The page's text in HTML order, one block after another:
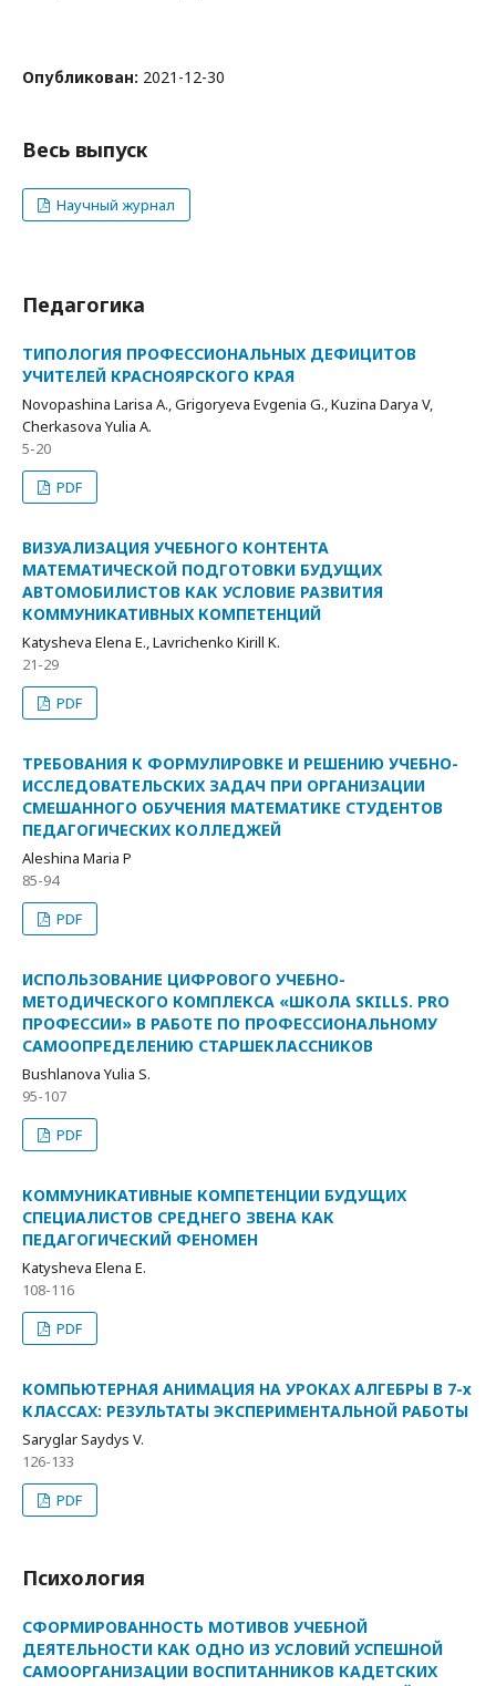
Опубликован: 2021-12-30
Весь выпуск
Научный журнал
Педагогика
ТИПОЛОГИЯ ПРОФЕССИОНАЛЬНЫХ ДЕФИЦИТОВ
УЧИТЕЛЕЙ КРАСНОЯРСКОГО КРАЯ
Novopashina Larisa A., Grigoryeva Evgenia G., Kuzina Darya V,
Cherkasova Yulia A.
5-20
PDF
ВИЗУАЛИЗАЦИЯ УЧЕБНОГО КОНТЕНТА
МАТЕМАТИЧЕСКОЙ ПОДГОТОВКИ БУДУЩИХ
АВТОМОБИЛИСТОВ КАК УСЛОВИЕ РАЗВИТИЯ
КОММУНИКАТИВНЫХ КОМПЕТЕНЦИЙ
Katysheva Elena E., Lavrichenko Kirill K.
21-29
PDF
ТРЕБОВАНИЯ К ФОРМУЛИРОВКЕ И РЕШЕНИЮ УЧЕБНО-
ИССЛЕДОВАТЕЛЬСКИХ ЗАДАЧ ПРИ ОРГАНИЗАЦИИ
СМЕШАННОГО ОБУЧЕНИЯ МАТЕМАТИКЕ СТУДЕНТОВ
ПЕДАГОГИЧЕСКИХ КОЛЛЕДЖЕЙ
Aleshina Maria P
85-94
PDF
ИСПОЛЬЗОВАНИЕ ЦИФРОВОГО УЧЕБНО-
МЕТОДИЧЕСКОГО КОМПЛЕКСА «ШКОЛА SKILLS. PRO
ПРОФЕССИИ» В РАБОТЕ ПО ПРОФЕССИОНАЛЬНОМУ
САМООПРЕДЕЛЕНИЮ СТАРШЕКЛАССНИКОВ
Bushlanova Yulia S.
95-107
PDF
КОММУНИКАТИВНЫЕ КОМПЕТЕНЦИИ БУДУЩИХ
СПЕЦИАЛИСТОВ СРЕДНЕГО ЗВЕНА КАК
ПЕДАГОГИЧЕСКИЙ ФЕНОМЕН
Katysheva Elena E.
108-116
PDF
КОМПЬЮТЕРНАЯ АНИМАЦИЯ НА УРОКАХ АЛГЕБРЫ В 7-х
КЛАССАХ: РЕЗУЛЬТАТЫ ЭКСПЕРИМЕНТАЛЬНОЙ РАБОТЫ
Saryglar Saydys V.
126-133
PDF
Психология
СФОРМИРОВАННОСТЬ МОТИВОВ УЧЕБНОЙ
ДЕЯТЕЛЬНОСТИ КАК ОДНО ИЗ УСЛОВИЙ УСПЕШНОЙ
САМООРГАНИЗАЦИИ ВОСПИТАННИКОВ КАДЕТСКИХ